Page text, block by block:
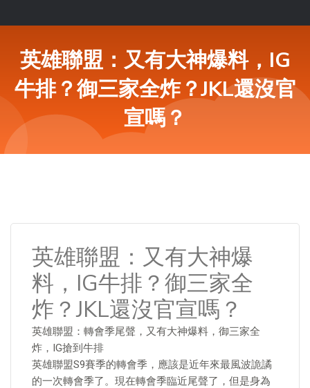
英雄聯盟：又有大神爆料，IG
牛排？御三家全炸？JKL還沒官
宣嗎？
英雄聯盟：又有大神爆
料，IG牛排？御三家全
炸？JKL還沒官宣嗎？
英雄聯盟：轉會季尾聲，又有大神爆料，御三家全
炸，IG搶到牛排
英雄聯盟S9賽季的轉會季，應該是近年來最風波詭譎
的一次轉會季了。現在轉會季臨近尾聲了，但是身為